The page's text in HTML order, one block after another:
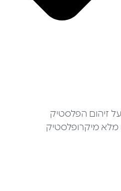
זיהום הפלסטיק
מלא מיקרופלסטיק